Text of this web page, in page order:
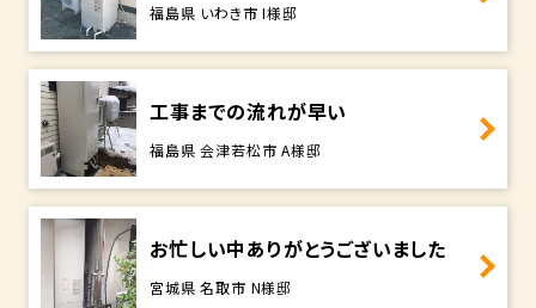
福島県 いわき市 I様邸
工事までの流れが早い
福島県 会津若松市 A様邸
お忙しい中ありがとうございました
宮城県 名取市 N様邸